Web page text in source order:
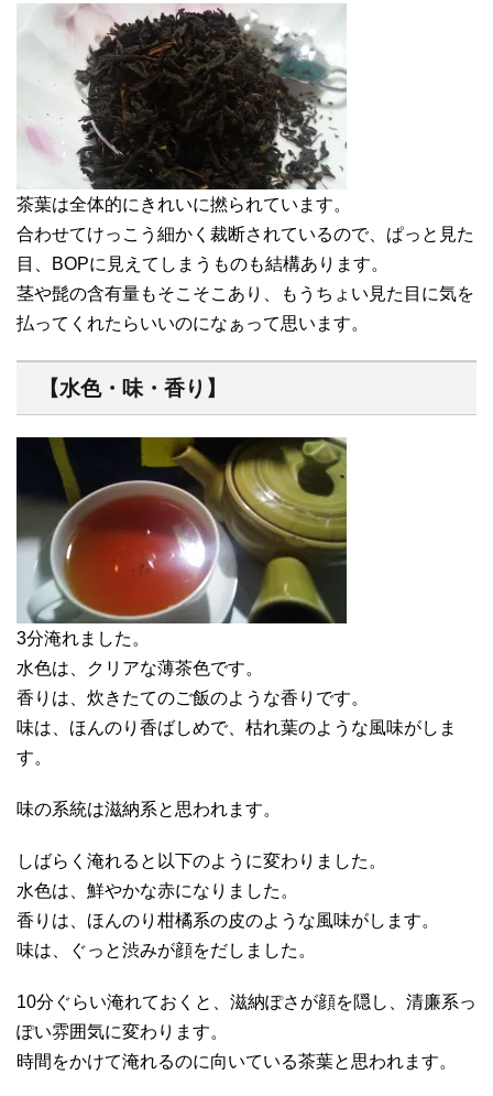
茶葉は全体的にきれいに撚られています。
合わせてけっこう細かく裁断されているので、ぱっと見た
目、BOPに見えてしまうものも結構あります。
茎や髭の含有量もそこそこあり、もうちょい見た目に気を
払ってくれたらいいのになぁって思います。
【水色・味・香り】
3分淹れました。
水色は、クリアな薄茶色です。
香りは、炊きたてのご飯のような香りです。
味は、ほんのり香ばしめで、枯れ葉のような風味がしま
す。
味の系統は滋納系と思われます。
しばらく淹れると以下のように変わりました。
水色は、鮮やかな赤になりました。
香りは、ほんのり柑橘系の皮のような風味がします。
味は、ぐっと渋みが顔をだしました。
10分ぐらい淹れておくと、滋納ぽさが顔を隠し、清廉系っ
ぽい雰囲気に変わります。
時間をかけて淹れるのに向いている茶葉と思われます。